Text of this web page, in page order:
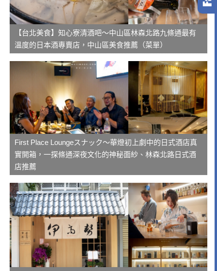
【台北美食】知心寮清酒吧～中山區林森北路九條通最有
溫度的日本酒專賣店，中山區美食推薦（菜單）
First Place Loungeスナック～華燈初上劇中的日式酒店真
實開箱，一探條通深夜文化的神秘面紗、林森北路日式酒
店推薦